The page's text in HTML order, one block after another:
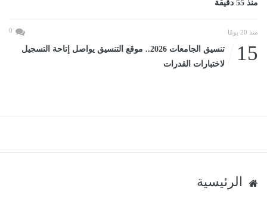
منذ 55 دقيقة
منذ 20 يومًا 0
15
تنسيق الجامعات 2026.. موقع التنسيق يواصل إتاحة التسجيل
لاختبارات القدرات
الرئيسية